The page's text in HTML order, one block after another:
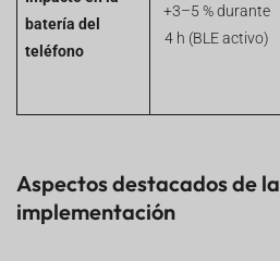
batería del
teléfono
+3–5 % durante
4 h (BLE activo)
Aspectos destacados de la
implementación